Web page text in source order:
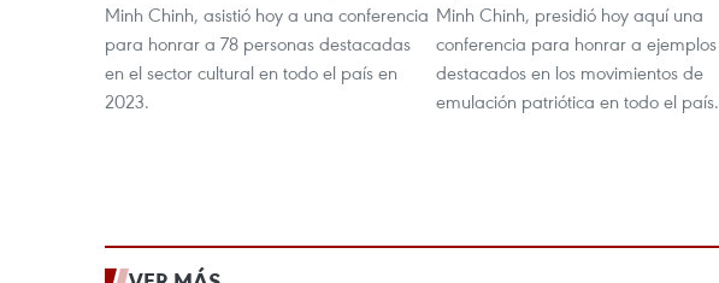
Minh Chinh, asistió hoy a una conferencia
para honrar a 78 personas destacadas
en el sector cultural en todo el país en
2023.
Minh Chinh, presidió hoy aquí una
conferencia para honrar a ejemplos
destacados en los movimientos de
emulación patriótica en todo el país.